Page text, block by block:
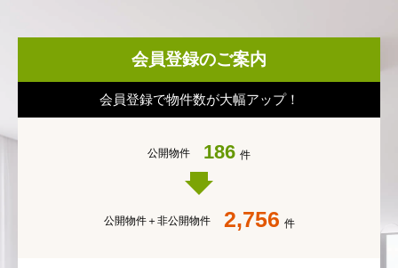
会員登録のご案内
会員登録で物件数が大幅アップ！
公開物件 186 件
公開物件＋非公開物件 2,756 件